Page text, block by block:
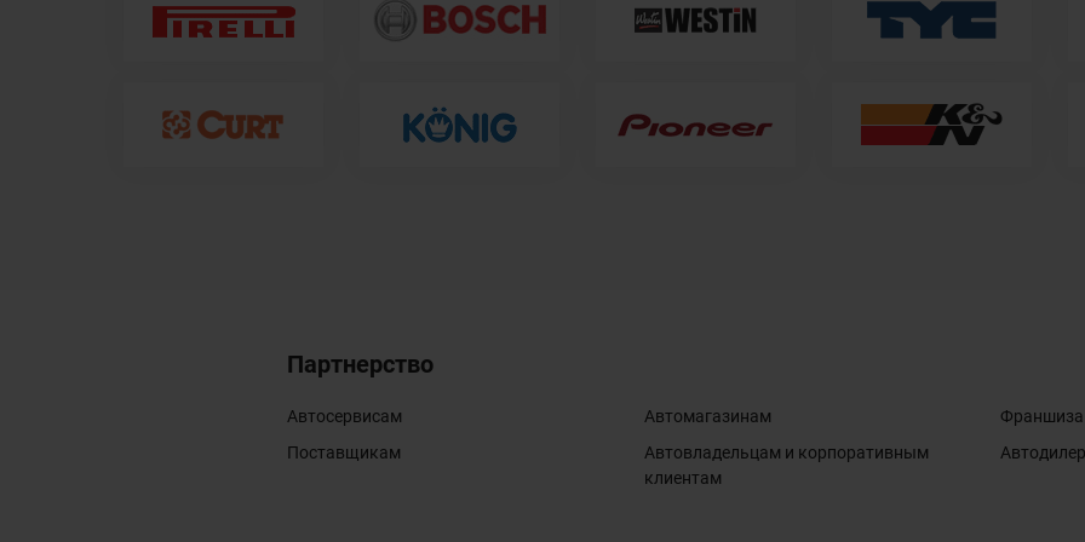
Партнерство
Автосервисам
Поставщикам
Автомагазинам
Автовладельцам и корпоративным
клиентам
Франшиза